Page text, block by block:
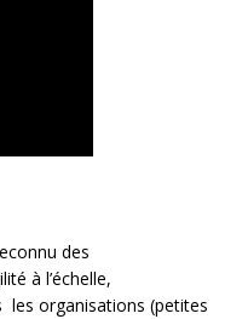
des
à l’échelle,
les organisations (petites